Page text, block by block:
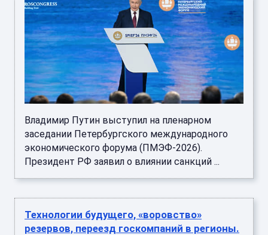
Владимир Путин выступил на пленарном
заседании Петербургского международного
экономического форума (ПМЭФ-2026).
Президент РФ заявил о влиянии санкций ...
Технологии будущего, «воровство»
резервов, переезд госкомпаний в регионы.